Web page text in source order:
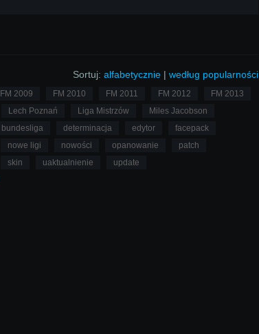
Sortuj: alfabetycznie |według popularności
FM 2009 FM 2010 FM 2011 FM 2012
FM 2013
Lech Poznań Liga Mistrzów
Miles Jacobson
bundesliga determinacja edytor
facepack
nowe ligi nowości opanowanie
patch
skin uaktualnienie update